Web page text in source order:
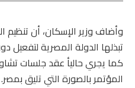
وأضاف وزير الإسكان، أن
تبذلها الدولة المصرية لتفعيل
كما يجري حاليأ عقد جلسات
المؤتمر بالصورة التي تليق بمصر.